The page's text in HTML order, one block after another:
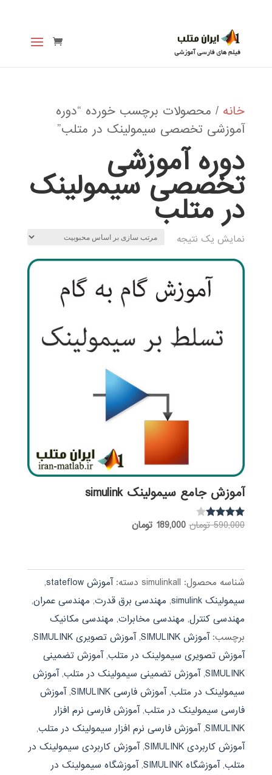
خانه / محصولات برچسب خورده “دوره
آموزشی تخصصی سیمولینک در متلب”
دوره آموزشی
تخصصی سیمولینک
در متلب
نمایش یک نتیجه
آموزش جامع سیمولینک simulink
نمره
590,000 تومان قیمت
بود.
189,000 تومانقیمت
شناسه محصول: simulinkall دسته:آموزش stateflow
,
سیمولینک simulink
, مهندسی برق قدرت, مهندسی عمران,
مهندسی کنترل, مهندسی مخابرات, مهندسی مکانیک
برچسب:آموزش SIMULINK ,آموزش تصویری SIMULINK
,
آموزش تصویری سیمولینک در متلب,آموزش تضمینی
SIMULINK
,آموزش تضمینی سیمولینک در متلب,آموزش
سیمولینک در متلب,آموزش فارسی SIMULINK ,آموزش
فارسی سیمولینک در متلب,آموزش فارسی نرم افزار
SIMULINK
,آموزش فارسی نرم افزار سیمولینک در متلب,
آموزش کاربردی SIMULINK
,آموزش کاربردی سیمولینک در
متلب,آموزشگاه SIMULINK ,آموزشگاه سیمولینک در